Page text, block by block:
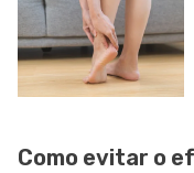
Como evitar o